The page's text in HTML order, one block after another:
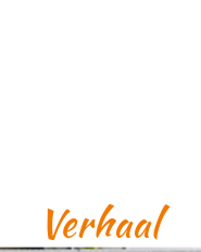
Verhaal